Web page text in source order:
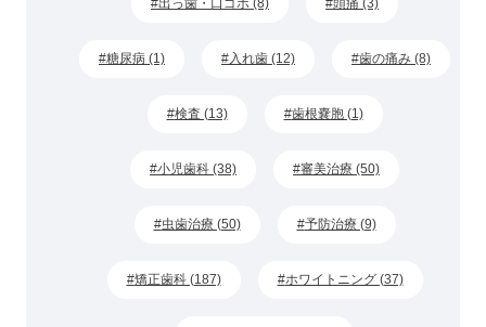
出っ歯・口ゴボ (8) 頭痛 (3)
糖尿病 (1) 入れ歯 (12) 歯の痛み (8)
検査 (13) 歯根嚢胞 (1)
小児歯科 (38) 審美治療 (50)
虫歯治療 (50) 予防治療 (9)
矯正歯科 (187) ホワイトニング (37)